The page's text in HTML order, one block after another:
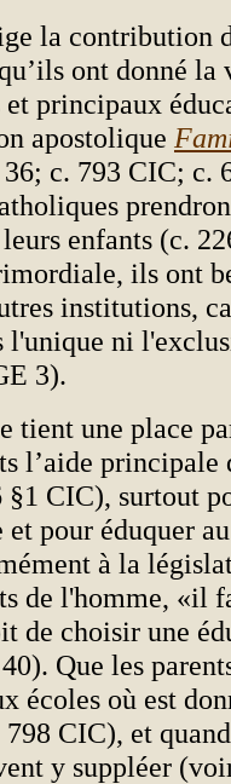
la contribution
ont donné la
et principaux
apostolique
c. 793 CIC; c.
enfants (c.
ils ont
institutions,
l'unique ni
3).
tient une place
l’aide principale
§1 CIC), surtout
pour éduquer
à la
de l'homme, «il
de choisir une
Que les
écoles où est
CIC), et quand
y suppléer